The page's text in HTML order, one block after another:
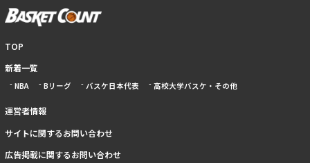
TOP
新着一覧
NBA Bリーグ バスケ日本代表 高校大学バスケ・その他
運営者情報
サイトに関するお問い合わせ
広告掲載に関するお問い合わせ